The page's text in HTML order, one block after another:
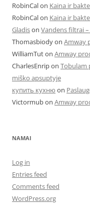
RobinCalon Kaina ir
RobinCalon Kaina ir
Gladison Vandens filtrai
Thomasbiodyon Amway
WilliamTuton Amway
CharlesEnripon Tobulam
miško apsuptyje
купить кухню on
Victormubon Amway
NAMAI
Log in
Entries feed
Comments feed
WordPress.org